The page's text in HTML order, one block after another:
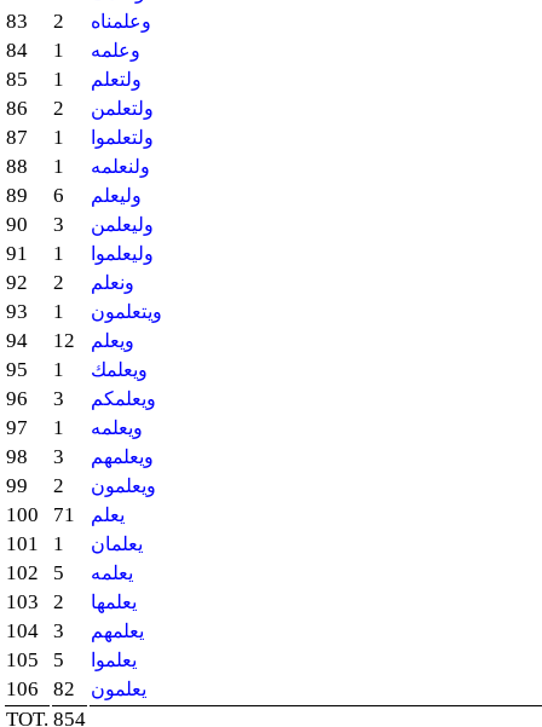
83 2 وعلمناه
84 1 وعلمه
85 1 ولتعلم
86 2 ولتعلمن
87 1 ولتعلموا
88 1 ولنعلمه
89 6 وليعلم
90 3 وليعلمن
91 1 وليعلموا
92 2 ونعلم
93 1 ويتعلمون
94 12 ويعلم
95 1 ويعلمك
96 3 ويعلمكم
97 1 ويعلمه
98 3 ويعلمهم
99 2 ويعلمون
100 71 يعلم
101 1 يعلمان
102 5 يعلمه
103 2 يعلمها
104 3 يعلمهم
105 5 يعلموا
106 82 يعلمون
TOT. 854